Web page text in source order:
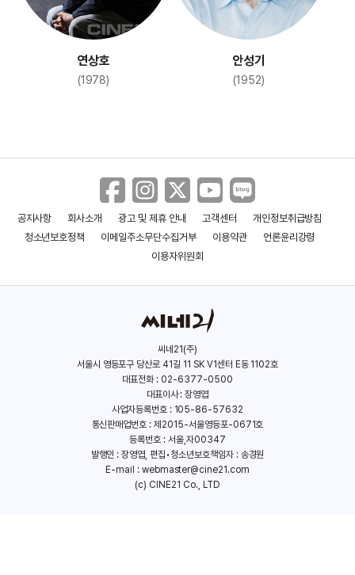
연상호
(1978)
안성기
(1952)
공지사항 회사소개 광고 및 제휴 안내 고객센터
개인정보취급방침
청소년보호정책
이메일주소무단수집거부 이용약관
언론윤리강령
이용자위원회
씨네21(주)
서울시 영등포구 당산로 41길 11 SK V1센터 E동 1102호
대표전화 : 02-6377-0500
대표이사 : 장영엽
사업자등록번호 : 105-86-57632
통신판매업번호 : 제2015-서울영등포-0671호
등록번호 : 서울,자00347
발행인 : 장영엽, 편집•청소년보호책임자 : 송경원
E-mail : webmaster@cine21.com
(c) CINE21 Co., LTD